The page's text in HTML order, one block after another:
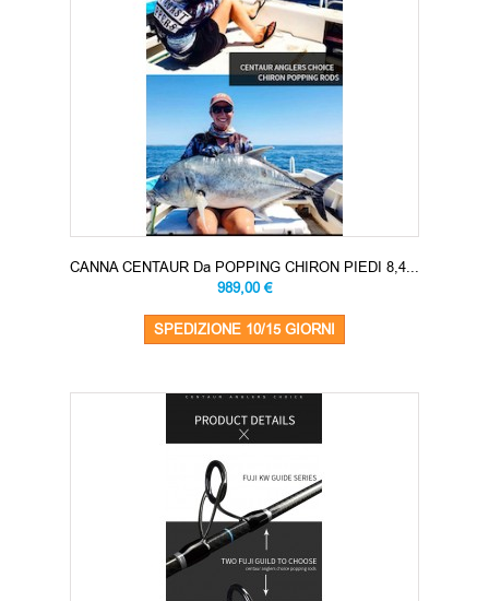
CANNA CENTAUR Da POPPING CHIRON PIEDI 8,4...
989,00 €
SPEDIZIONE 10/15 GIORNI